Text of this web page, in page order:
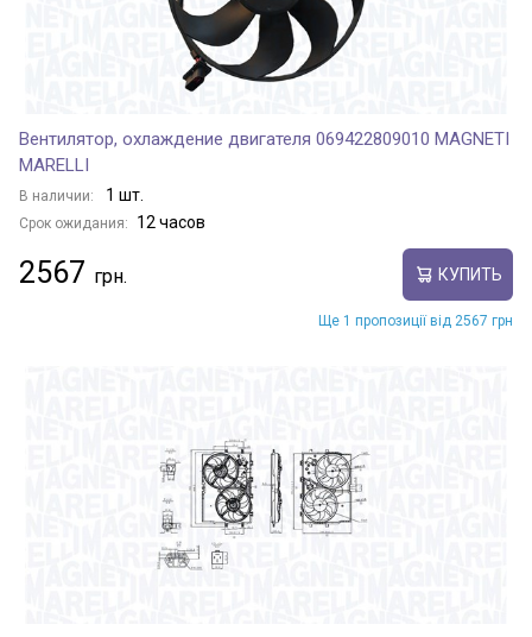
Вентилятор, охлаждение двигателя 069422809010 MAGNETI
MARELLI
В наличии: 1 шт.
Срок ожидания: 12 часов
2567 КУПИТЬ
Ще 1 пропозиції від 2567 грн